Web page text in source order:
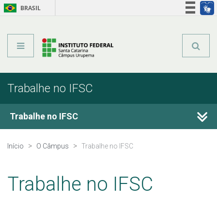
BRASIL
Trabalhe no IFSC
Trabalhe no IFSC
Concursos Públicos
Movimentação de Servidores
Início O Câmpus Trabalhe no IFSC
Trabalhe no IFSC